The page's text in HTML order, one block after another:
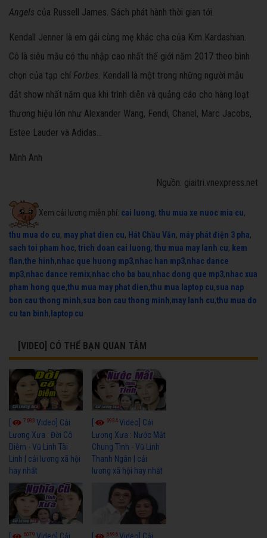
Angels của Russell James. Sách phát hành thời gian tới.
Kendall Jenner là em gái cùng mẹ khác cha của Kim Kardashian.
Cô là siêu mẫu có thu nhập cao nhất thế giới năm 2017 theo bình
chọn của tạp chí Forbes. Kendall là một trong những người mẫu
đắt show nhất năm qua khi trình diễn và quảng cáo cho hàng loạt
thương hiệu lớn như Alexander Wang, Fendi, Chanel, Marc Jacobs,
Estee Lauder và Adidas...
Minh Anh
Nguồn: giaitri.vnexpress.net
Xem cải lương miễn phí: cai luong, thu mua xe nuoc mia cu,
thu mua do cu, may phat dien cu, Hát Chầu Văn, máy phát điện 3 pha,
sach toi pham hoc, trich doan cai luong, thu mua may lanh cu, kem
flan,the hinh,nhac que huong mp3,nhac han mp3,nhac dance
mp3,nhac dance remix,nhac cho ba bau,nhac dong que mp3,nhac xua
pham hong que,thu mua may phat dien,thu mua laptop cu,sua nap
bon cau thong minh,sua bon cau thong minh,may lanh cu,thu mua do
cu tan binh, laptop cu
[VIDEO] CÓ THỂ BẠN QUAN TÂM
7683 Video] Cải
Lương Xưa : Đời Cô
Diễm - Vũ Linh Tài
Linh | cải lương xã hội
hay nhất
6934Video] Cải
Lương Xưa : Nước Mắt
Chung Tình - Vũ Linh
Thanh Ngân | cải
lương xã hội hay nhất
6079 6696